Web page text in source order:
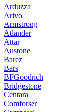
Arduzza
Arivo
Armstrong
Atlander
Attar
Austone
Barez
Bars
BFGoodrich
Bridgestone
Centara
Comforser